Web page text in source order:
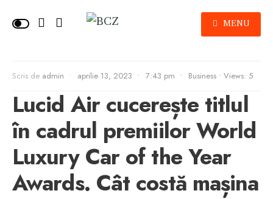
MENU
Scris de admin • aprilie 13, 2023 • 7:43 pm • Business • Views: 5
Lucid Air cucerește titlul
în cadrul premiilor World
Luxury Car of the Year
Awards. Cât costă mașina